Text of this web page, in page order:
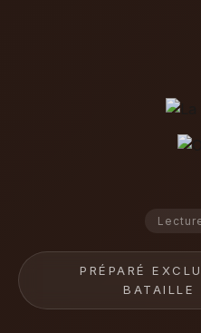
PRÉPARÉ
BATAILLE